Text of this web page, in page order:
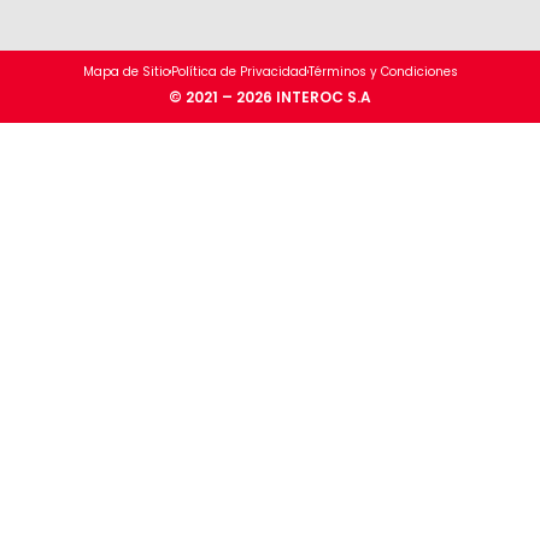
© 2021 – 2026 INTEROC S.A
Mapa de SitioPolítica de PrivacidadTérminos y Condiciones